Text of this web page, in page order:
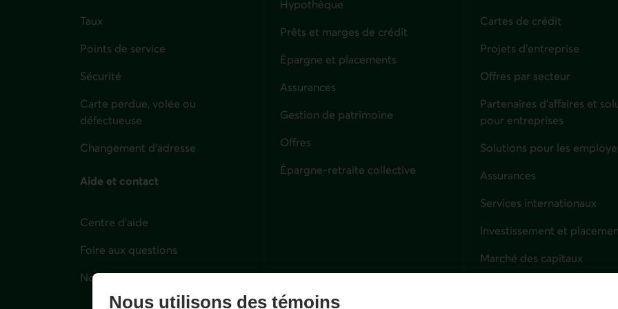
Taux
Points de service
Sécurité
Carte perdue, volée ou
défectueuse
Changement d'adresse
Aide et contact
Centre d'aide
Foire aux questions
Nous joindre
Hypothèque
Prêts et marges de crédit
Épargne et placements
Assurances
Gestion de patrimoine
Offres
Épargne-retraite collective
Cartes de crédit
Projets d'entreprise
Offres par secteur
Partenaires d’affaires et
pour entreprises
Solutions pour les
Assurances
Services internationaux
Investissement et
Marché des capitaux
Nous utilisons des témoins